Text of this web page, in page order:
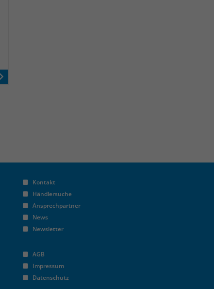
Kontakt
Händlersuche
Ansprechpartner
News
Newsletter
AGB
Impressum
Datenschutz